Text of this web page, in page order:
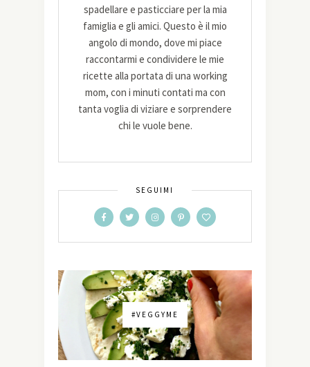
spadellare e pasticciare per la mia
famiglia e gli amici. Questo è il mio
angolo di mondo, dove mi piace
raccontarmi e condividere le mie
ricette alla portata di una working
mom, con i minuti contati ma con
tanta voglia di viziare e sorprendere
chi le vuole bene.
SEGUIMI
#VEGGYME